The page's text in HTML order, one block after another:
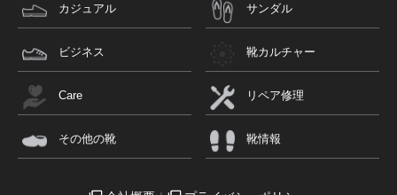
カジュアル サンダル
ビジネス 靴カルチャー
Care リペア修理
その他の靴 靴情報